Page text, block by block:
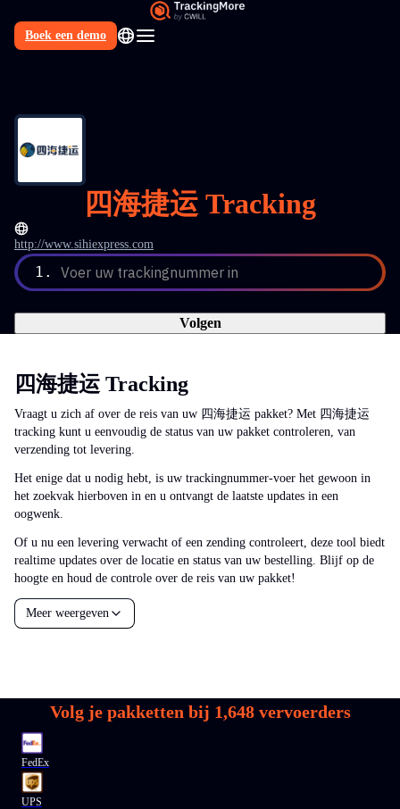
Boek een demo
四海捷运 Tracking
http://www.sihiexpress.com
1. Voer uw trackingnummer in
Volgen
四海捷运 Tracking
Vraagt u zich af over de reis van uw 四海捷运 pakket? Met 四海捷运
tracking kunt u eenvoudig de status van uw pakket controleren, van
verzending tot levering.
Het enige dat u nodig hebt, is uw trackingnummer-voer het gewoon in
het zoekvak hierboven in en u ontvangt de laatste updates in een
oogwenk.
Of u nu een levering verwacht of een zending controleert, deze tool biedt
realtime updates over de locatie en status van uw bestelling. Blijf op de
hoogte en houd de controle over de reis van uw pakket!
Meer weergeven
Volg je pakketten bij 1,648vervoerders
FedEx
UPS